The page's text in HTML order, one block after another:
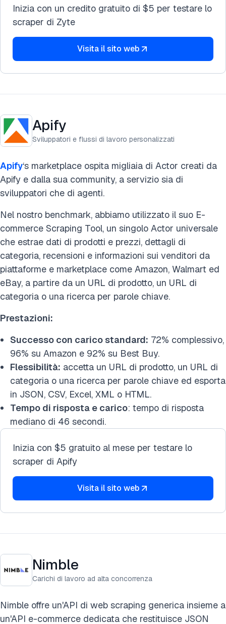
Inizia con un credito gratuito di $5 per testare lo
scraper di Zyte
Visita il sito web
Apify
Sviluppatori e flussi di lavoro personalizzati
Apify‘s marketplace ospita migliaia di Actor creati da
Apify e dalla sua community, a servizio sia di
sviluppatori che di agenti.
Nel nostro benchmark, abbiamo utilizzato il suo E-
commerce Scraping Tool, un singolo Actor universale
che estrae dati di prodotti e prezzi, dettagli di
categoria, recensioni e informazioni sui venditori da
piattaforme e marketplace come Amazon, Walmart ed
eBay, a partire da un URL di prodotto, un URL di
categoria o una ricerca per parole chiave.
Prestazioni:
Successo con carico standard: 72% complessivo,
96% su Amazon e 92% su Best Buy.
Flessibilità: accetta un URL di prodotto, un URL di
categoria o una ricerca per parole chiave ed esporta
in JSON, CSV, Excel, XML o HTML.
Tempo di risposta e carico: tempo di risposta
mediano di 46 secondi.
Inizia con $5 gratuito al mese per testare lo
scraper di Apify
Visita il sito web
Nimble
Carichi di lavoro ad alta concorrenza
Nimble offre un'API di web scraping generica insieme a
un'API e-commerce dedicata che restituisce JSON